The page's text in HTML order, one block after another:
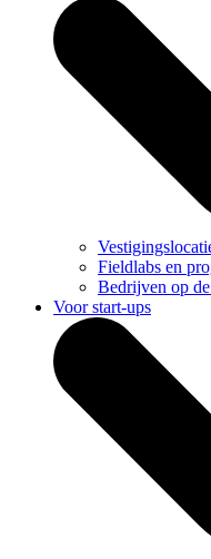
Fieldlabs en
Bedrijven op
Voor start-ups